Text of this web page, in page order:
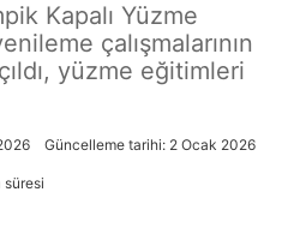
Kapalı Yüzme
çalışmalarının
yüzme eğitimleri
Güncelleme tarihi: 2 Ocak 2026
süresi